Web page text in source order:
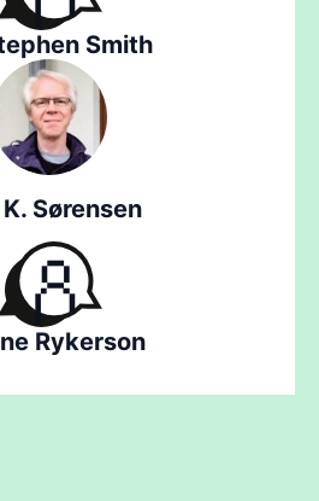
Smith
Sørensen
Rykerson